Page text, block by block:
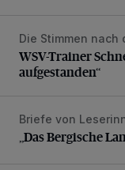
WSV-Trainer
Die Stimmen nach
WSV-Trainer
aufgestanden“
„Das Bergische
Briefe von
„Das Bergische